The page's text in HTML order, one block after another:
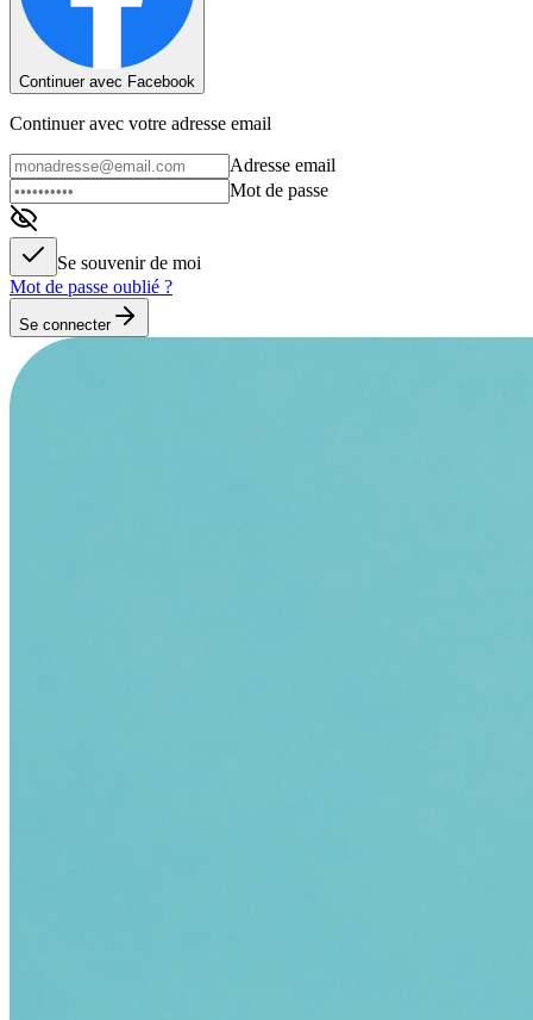
Continuer avec Facebook
Continuer avec votre adresse email
Adresse email
Mot de passe
Se souvenir de moi
Mot de passe oublié ?
Se connecter